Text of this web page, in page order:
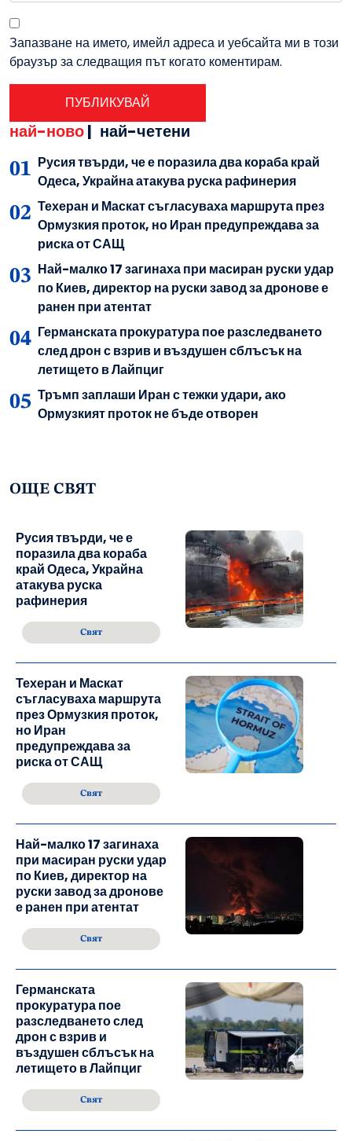
Запазване на името, имейл адреса и уебсайта ми в този
браузър за следващия път когато коментирам.
най-ново| най-четени
Русия твърди, че е поразила два кораба край
Одеса, Украйна атакува руска рафинерия
Техеран и Маскат съгласуваха маршрута през
Ормузкия проток, но Иран предупреждава за
риска от САЩ
Най-малко 17 загинаха при масиран руски удар
по Киев, директор на руски завод за дронове е
ранен при атентат
Германската прокуратура пое разследването
след дрон с взрив и въздушен сблъсък на
летището в Лайпциг
Тръмп заплаши Иран с тежки удари, ако
Ормузкият проток не бъде отворен
ОЩЕ СВЯТ
Русия твърди, че е
поразила два кораба
край Одеса, Украйна
атакува руска
рафинерия
Свят
Техеран и Маскат
съгласуваха маршрута
през Ормузкия проток,
но Иран
предупреждава за
риска от САЩ
Свят
Най-малко 17 загинаха
при масиран руски удар
по Киев, директор на
руски завод за дронове
е ранен при атентат
Свят
Германската
прокуратура пое
разследването след
дрон с взрив и
въздушен сблъсък на
летището в Лайпциг
Свят